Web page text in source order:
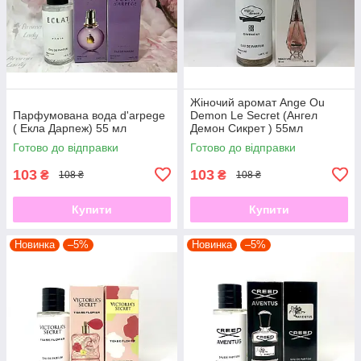
Парфумована вода d'arpege
( Екла Дарпеж) 55 мл
Готово до відправки
103 ₴ 108 ₴
Купити
Жіночий аромат Ange Ou
Demon Le Secret (Ангел
Демон Сикрет ) 55мл
Готово до відправки
103 ₴ 108 ₴
Купити
Новинка –5% Новинка –5%